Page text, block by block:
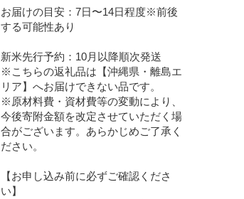
お届けの目安：7日〜14日程度※前後
する可能性あり
新米先行予約：10月以降順次発送
※こちらの返礼品は【沖縄県・離島エ
リア】へお届けできない品です。
※原材料費・資材費等の変動により、
今後寄附金額を改定させていただく場
合がございます。あらかじめご了承く
ださい。
【お申し込み前に必ずご確認くださ
い】